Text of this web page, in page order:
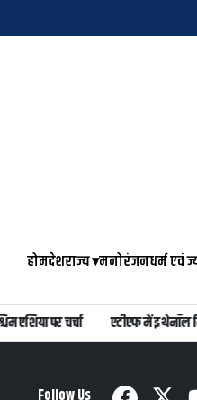
होमदेशराज्य▾मनोरंजनधर्म एवं
पर चर्चा एटीएफ में इथेनॉल